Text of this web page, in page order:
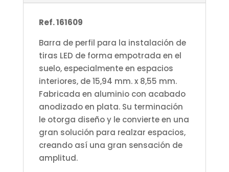
Ref. 161609
Barra de perfil para la instalación de
tiras LED de forma empotrada en el
suelo, especialmente en espacios
interiores, de 15,94 mm. x 8,55 mm.
Fabricada en aluminio con acabado
anodizado en plata. Su terminación
le otorga diseño y le convierte en una
gran solución para realzar espacios,
creando así una gran sensación de
amplitud.